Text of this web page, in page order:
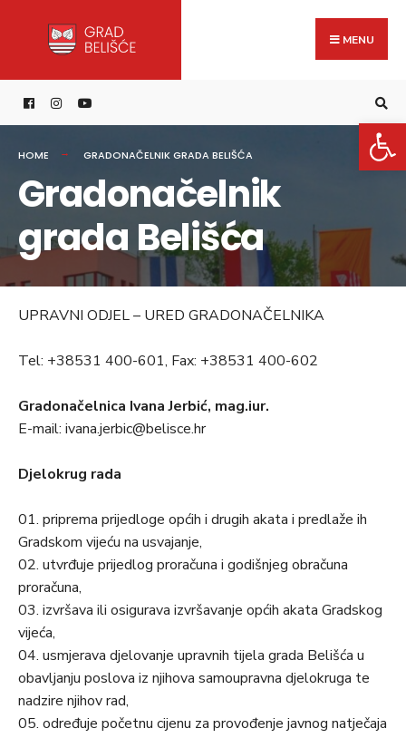
content
MENU
HOME GRADONAČELNIK GRADA BELIŠĆA
Gradonačelnik
grada Belišća
UPRAVNI ODJEL – URED GRADONAČELNIKA
Tel: +38531 400-601, Fax: +38531 400-602
Gradonačelnica Ivana Jerbić, mag.iur.
E-mail: ivana.jerbic@belisce.hr
Djelokrug rada
01. priprema prijedloge općih i drugih akata i predlaže ih
Gradskom vijeću na usvajanje,
02. utvrđuje prijedlog proračuna i godišnjeg obračuna
proračuna,
03. izvršava ili osigurava izvršavanje općih akata Gradskog
vijeća,
04. usmjerava djelovanje upravnih tijela grada Belišća u
obavljanju poslova iz njihova samoupravna djelokruga te
nadzire njihov rad,
05. određuje početnu cijenu za provođenje javnog natječaja
for: